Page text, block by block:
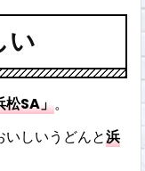
い
松SA」。
いしいうどんと浜